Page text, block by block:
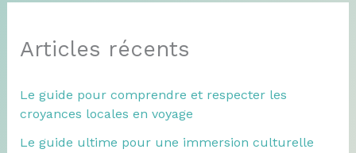
Articles récents
Le guide pour comprendre et respecter les
croyances locales en voyage
Le guide ultime pour une immersion culturelle